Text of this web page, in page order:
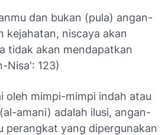
dan bukan (pula) angan-
kejahatan, niscaya akan
tidak akan mendapatkan
Nisa': 123)
oleh mimpi-mimpi indah atau
amani) adalah ilusi, angan-
perangkat yang dipergunakan